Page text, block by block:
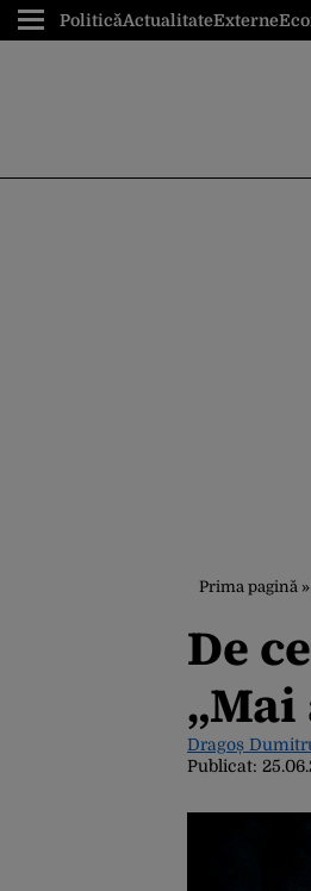
PoliticăActualitateExterne
Prima pagină »
De
Dragoș
Publicat: